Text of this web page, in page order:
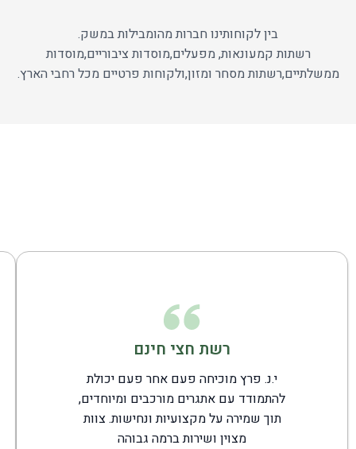
בין לקוחותינו חברות מהומבילות במשק.
רשתות קמעונאות, מפעלים,מוסדות ציבוריים,מוסדות
ממשלתיים,רשתות מסחר ומזון,ולקוחות פרטיים מכל רחבי הארץ.
רשת חצי חינם
י.נ. פרץ מוכיחה פעם אחר פעם יכולת
להתמודד עם אתגרים מורכבים ומיוחדים,
תוך שמירה על מקצועיות ונחישות. צוות
מצוין ושירות ברמה גבוהה